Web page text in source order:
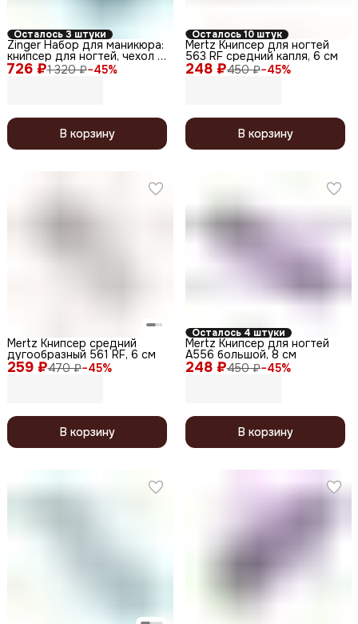
Осталось 3 штуки
726 ₽1 320 ₽−45%
Zinger Набор для маникюра:
книпсер для ногтей, чехол /
Classic SIS-48, серебристый
В корзину
Осталось 10 штук
248 ₽450 ₽−45%
Mertz Книпсер для ногтей
563 RF средний капля, 6 см
В корзину
259 ₽470 ₽−45%
Mertz Книпсер средний
дугообразный 561 RF, 6 см
В корзину
Осталось 4 штуки
248 ₽450 ₽−45%
Mertz Книпсер для ногтей
A556 большой, 8 см
В корзину